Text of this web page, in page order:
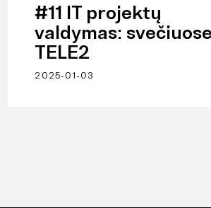
#11 IT projektų
valdymas:
TELE2
2025-01-03